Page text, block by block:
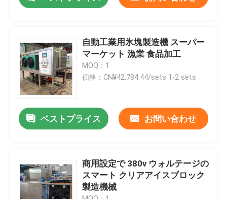
品質管理
連絡 ください
引金 を 求め て ください
チューブアイスマシン
大きな立方体式氷機
自動工業用氷塊製造機 スーパー
マーケット 漁業 食品加工
MOQ：1
価格：CN¥42,784.44/sets 1-2 sets
ベストプライス お問い合わせ
商用設定で 380v ウォルテージの
スマート クリアアイスブロック
製造機械